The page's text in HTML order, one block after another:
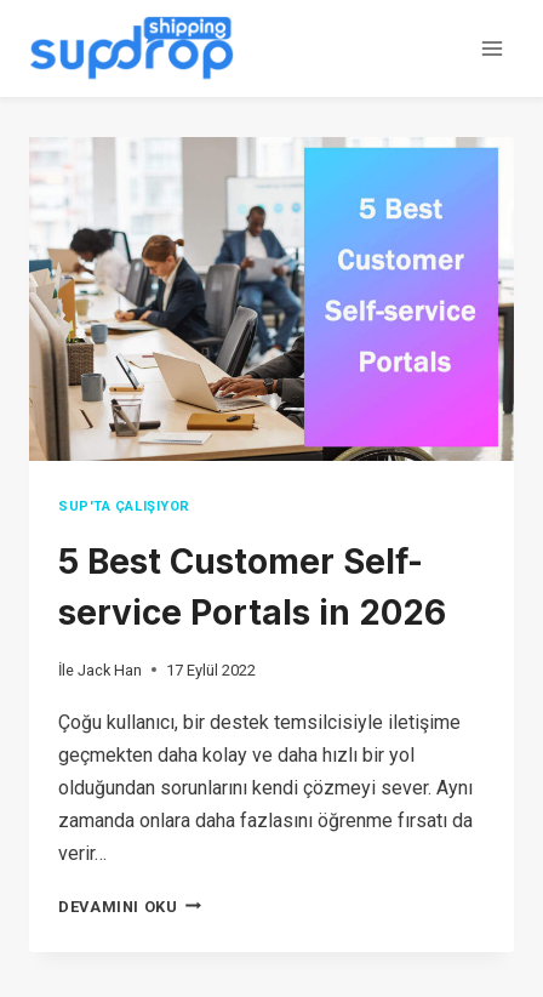
SUP'TA ÇALIŞIYOR
5 Best Customer Self-
service Portals in 2026
İle Jack Han 17 Eylül 2022
Çoğu kullanıcı, bir destek temsilcisiyle iletişime
geçmekten daha kolay ve daha hızlı bir yol
olduğundan sorunlarını kendi çözmeyi sever. Aynı
zamanda onlara daha fazlasını öğrenme fırsatı da
verir…
DEVAMINI OKU 5